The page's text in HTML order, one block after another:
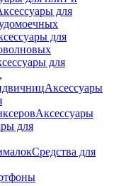
для
для
для
Аксессуары
Аксессуары
для
Средства для